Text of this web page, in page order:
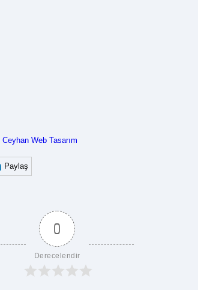
Ceyhan Web Tasarım
Paylaş
0
Derecelendir